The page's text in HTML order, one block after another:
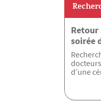
soirée
d’une